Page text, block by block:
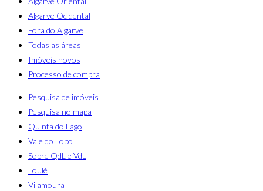
Algarve Ocidental
Fora do Algarve
Todas as áreas
Imóveis novos
Processo de compra
Pesquisa de imóveis
Pesquisa no mapa
Quinta do Lago
Vale do Lobo
Sobre QdL e VdL
Loulé
Vilamoura